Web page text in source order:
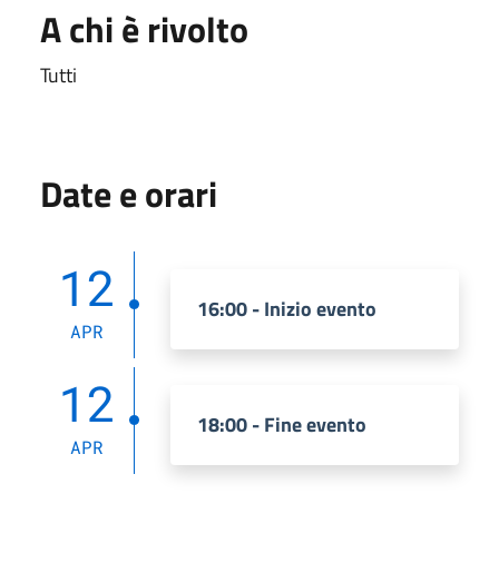
A chi è rivolto
Tutti
Date e orari
12
APR
16:00 - Inizio evento
12
APR
18:00 - Fine evento